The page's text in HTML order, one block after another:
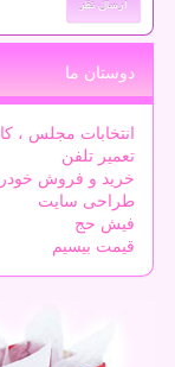
دوستان ما
انتخابات مجلس ،
تعمیر تلفن
خرید و فروش
طراحی سایت
فیش حج
قیمت بیسیم